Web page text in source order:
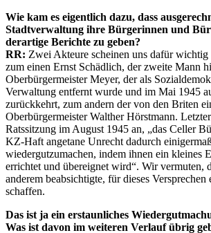
Wie kam es eigentlich dazu, dass
Stadtverwaltung ihre Bürgerinnen und
derartige Berichte zu geben?
RR: Zwei Akteure scheinen uns dafür wichtig
zum einen Ernst Schädlich, der zweite Mann
Oberbürgermeister Meyer, der als
Verwaltung entfernt wurde und im Mai 1945
zurückkehrt, zum andern der von den Briten
Oberbürgermeister Walther Hörstmann.
Ratssitzung im August 1945 an, „das Celler
KZ-Haft angetane Unrecht dadurch
wiedergutzumachen, indem ihnen ein kleines
errichtet und übereignet wird“. Wir vermuten,
anderem beabsichtigte, für dieses Versprechen
schaffen.
Das ist ja ein erstaunliches
Was ist davon im weiteren Verlauf übrig